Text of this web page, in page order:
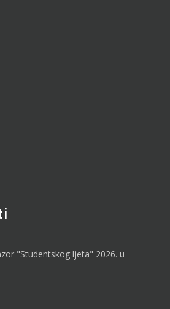
"Studentskog ljeta" 2026. u